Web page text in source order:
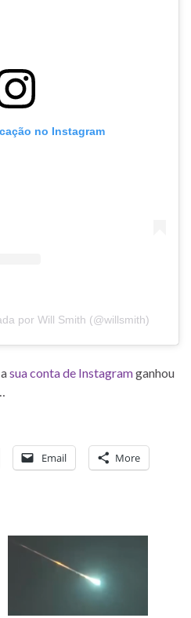
no Instagram
por Will Smith (@willsmith)
sua conta de Instagramganhou
Email More